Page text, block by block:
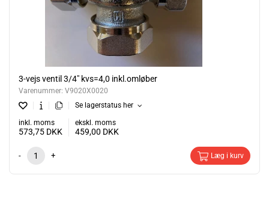
3-vejs ventil 3/4" kvs=4,0 inkl.omløber
Varenummer: V9020X0020
Se lagerstatus her
inkl. moms
573,75 DKK
ekskl. moms
459,00 DKK
- + Læg i kurv